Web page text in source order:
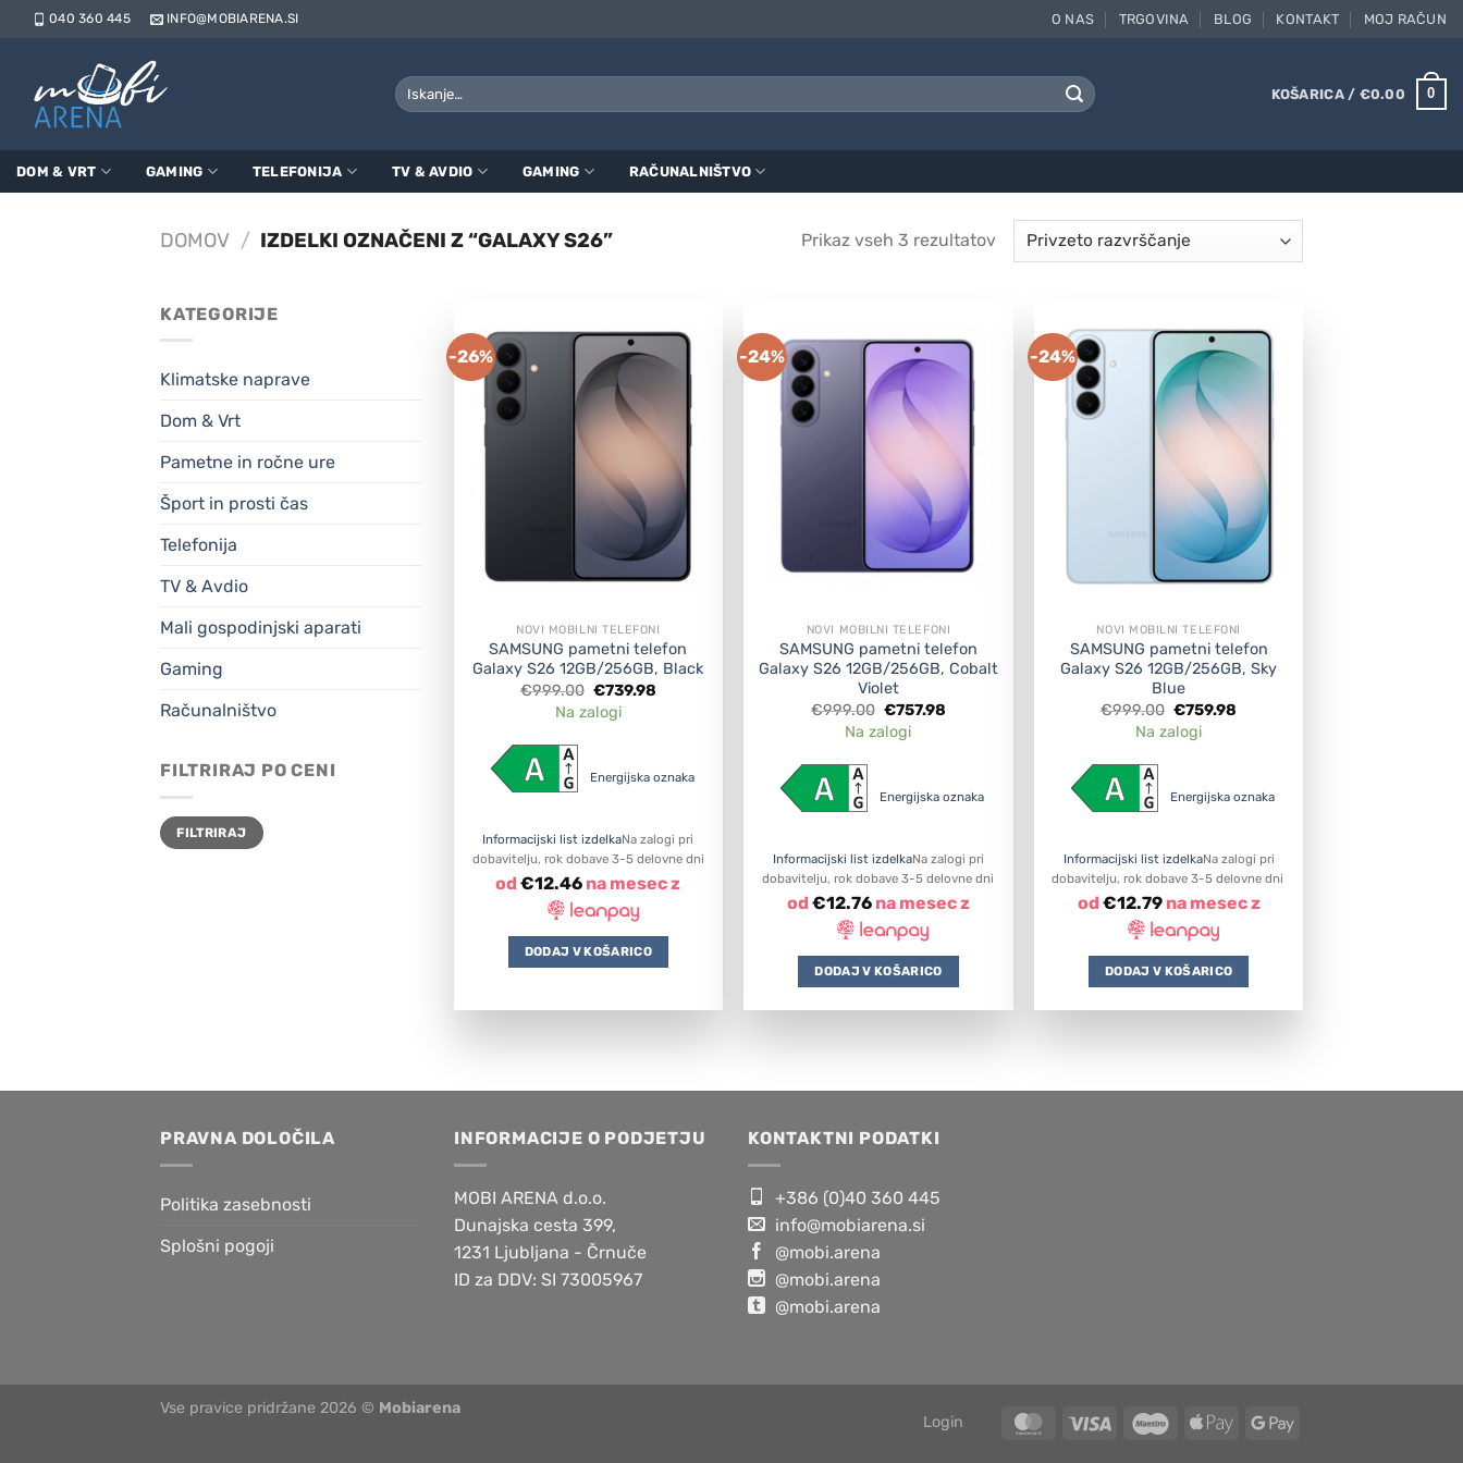
Skoči 040 360 445 INFO@MOBIARENA.SI O NAS TRGOVINA BLOG KONTAKT MOJ RAČUN
Išči:
KOŠARICA / €0.00 0
DOM & VRT GAMING TELEFONIJA TV & AVDIO GAMING RAČUNALNIŠTVO
DOMOV / IZDELKI OZNAČENI Z “GALAXY S26” Prikaz vseh 3 rezultatov
KATEGORIJE
Klimatske naprave
Dom & Vrt
Pametne in ročne ure
Šport in prosti čas
Telefonija
TV & Avdio
Mali gospodinjski aparati
Gaming
Računalništvo
FILTRIRAJ PO CENI
Min
cena
Max
cenaFILTRIRAJ
-26%
NOVI MOBILNI TELEFONI
SAMSUNG pametni telefon
Galaxy S26 12GB/256GB, Black
€999.00 Original
price
was:
€739.98Current
Na zalogi
Energijska oznaka
Informacijski list izdelkaNa zalogi pri
dobavitelju, rok dobave 3-5 delovne dni
od€12.46 na mesec z
DODAJ V KOŠARICO
-24%
NOVI MOBILNI TELEFONI
SAMSUNG pametni telefon
Galaxy S26 12GB/256GB, Cobalt
Violet
€999.00 Original
price
was:
€757.98
Na zalogi
Energijska oznaka
Informacijski list izdelkaNa zalogi pri
dobavitelju, rok dobave 3-5 delovne dni
od €12.76na mesec z
DODAJ V KOŠARICO
-24%
NOVI MOBILNI TELEFONI
SAMSUNG pametni telefon
Galaxy S26 12GB/256GB, Sky
Blue
€999.00 Original
price
was:
€759.98
Na zalogi
Energijska oznaka
Informacijski list izdelkaNa zalogi pri
dobavitelju, rok dobave 3-5 delovne dni
od €12.79na mesec z
DODAJ V KOŠARICO
PRAVNA DOLOČILA
Politika zasebnosti
Splošni pogoji
INFORMACIJE O PODJETJU
MOBI ARENA d.o.o.
Dunajska cesta 399,
1231 Ljubljana - Črnuče
ID za DDV: SI 73005967
KONTAKTNI PODATKI
+386 (0)40 360 445
info@mobiarena.si
@mobi.arena
@mobi.arena
@mobi.arena
Login
Vse pravice pridržane 2026 © Mobiarena